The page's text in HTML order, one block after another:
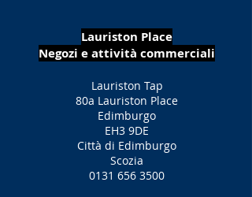
Lauriston Place
Negozi e attività commerciali
Lauriston Tap
80a Lauriston Place
Edimburgo
EH3 9DE
Città di Edimburgo
Scozia
0131 656 3500